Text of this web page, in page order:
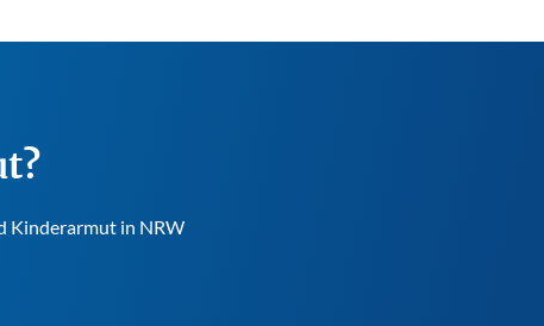
Kinderarmut in NRW